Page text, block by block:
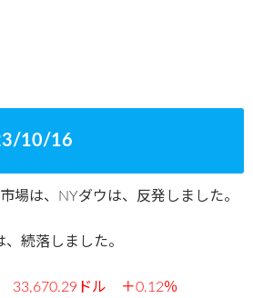
10/16
場は、NYダウは、反発しました。
続落しました。
33,670.29ドル ＋0.12％